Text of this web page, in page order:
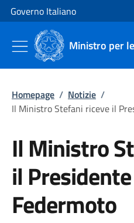
Vai al contenuto
Vai alla navigazione del sito
Governo Italiano
Ministro per
Homepage / Notizie /
Il Ministro Stefani riceve il
Il Ministro
il
Federmoto